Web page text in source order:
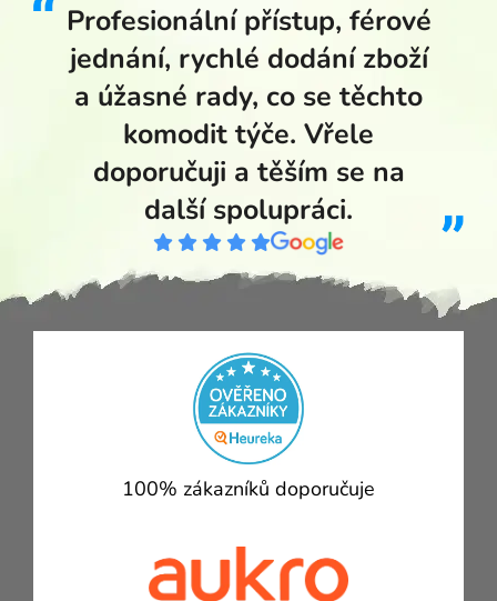
Profesionální přístup, férové
jednání, rychlé dodání zboží
a úžasné rady, co se těchto
komodit týče. Vřele
doporučuji a těším se na
další spolupráci.
100% zákazníků doporučuje